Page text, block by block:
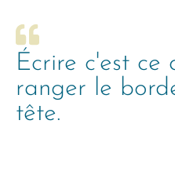
Écrire c'est ce
ranger le
tête.